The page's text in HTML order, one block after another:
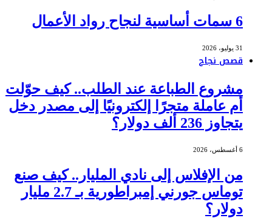
6 سمات أساسية لنجاح رواد الأعمال
31 يوليو، 2026
قصص نجاح
مشروع الطباعة عند الطلب.. كيف حوّلت
أم عاملة متجرًا إلكترونيًا إلى مصدر دخل
يتجاوز 236 ألف دولار؟
6 أغسطس، 2026
من الإفلاس إلى نادي المليار.. كيف صنع
توماس جورني إمبراطورية بـ 2.7 مليار
دولار؟